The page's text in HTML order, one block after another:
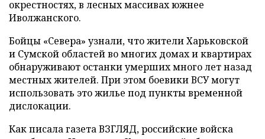
окрестностях, в лесных массивах южнее
Иволжанского.
Бойцы «Севера» узнали, что жители Харьковской
и Сумской областей во многих домах и квартирах
обнаруживают останки умерших много лет назад
местных жителей. При этом боевики ВСУ могут
использовать это жилье под пункты временной
дислокации.
Как писала газета ВЗГЛЯД, российские войска